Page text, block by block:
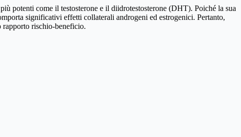
potenti come il testosterone e il diidrotestosterone (DHT). Poiché la sua
significativi effetti collaterali androgeni ed estrogenici. Pertanto,
rapporto rischio-beneficio.